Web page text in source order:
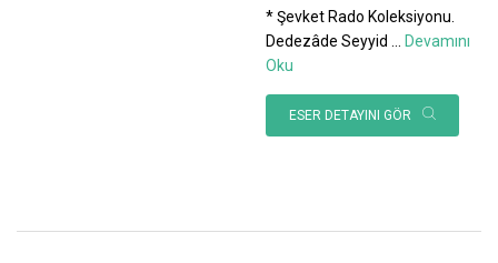
* Şevket Rado Koleksiyonu.
Dedezâde Seyyid
Devamını
Oku
ESER DETAYINI GÖR